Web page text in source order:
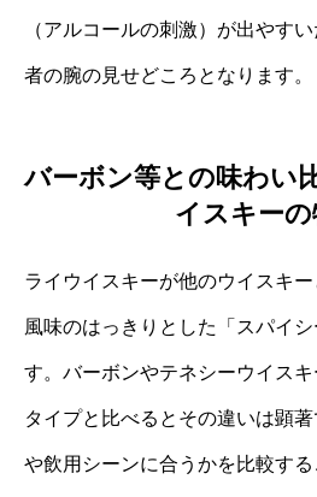
（アルコールの刺激）が出やす
者の腕の見せどころとなります。
バーボン等との味わい
イスキー
ライウイスキーが他のウイスキ
風味のはっきりとした「スパイ
す。バーボンやテネシーウイス
タイプと比べるとその違いは顕
や飲用シーンに合うかを比較す